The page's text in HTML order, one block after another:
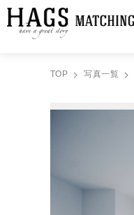
TOP 写真一覧